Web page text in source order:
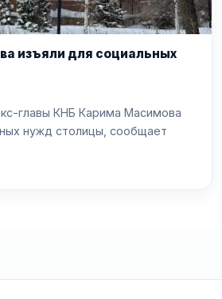
изъяли для социальных
главы КНБ Карима Масимова
нужд столицы, сообщает